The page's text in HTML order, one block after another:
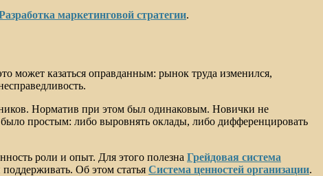
маркетинговой стратегии.
может казаться оправданным: рынок труда изменился,
Норматив при этом был одинаковым. Новички не
простым: либо выровнять оклады, либо дифференцировать
роли и опыт. Для этого полезна Грейдовая система
Об этом статья Система ценностей организации.